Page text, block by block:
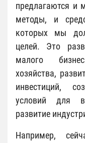
предлагаются и
методы, и
которых мы
целей. Это
малого
хозяйства,
инвестиций,
условий для
развитие
Например,